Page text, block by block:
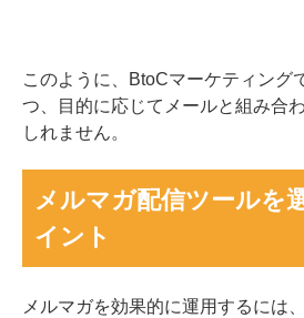
このように、BtoCマーケティング
つ、目的に応じてメールと組み合
しれません。
メルマガ配信ツールを
イント
メルマガを効果的に運用するには